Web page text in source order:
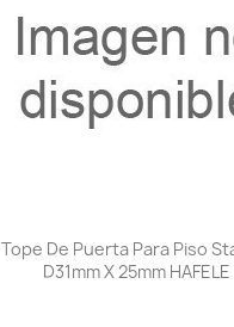
Vista rápida
Tope De Puerta Para Piso
D31mm X 25mm HAFELE